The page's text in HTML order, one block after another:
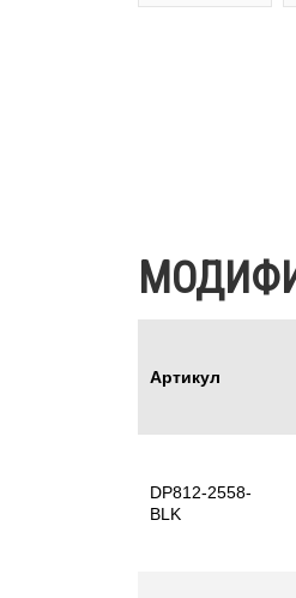
Артикул
DP812-2558-
BLK